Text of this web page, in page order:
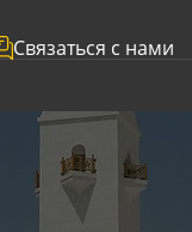
Связаться с нами